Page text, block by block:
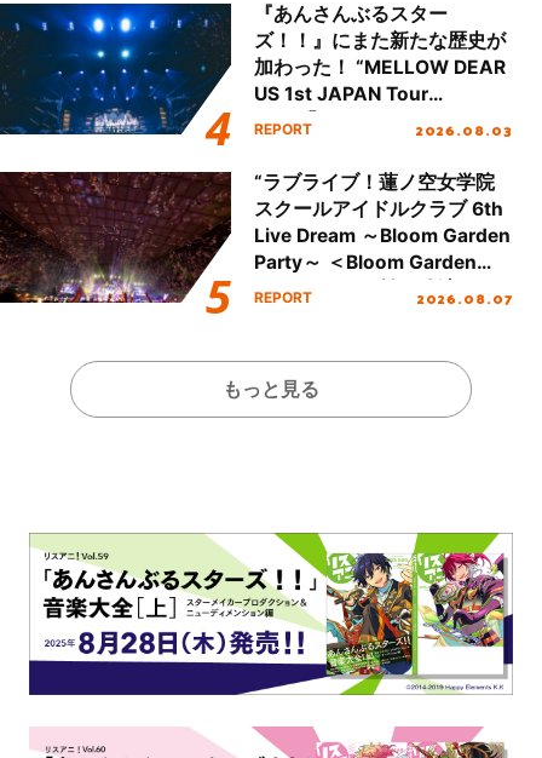
『あんさんぶるスター
ズ！！』にまた新たな歴史が
加わった！ “MELLOW DEAR
US 1st JAPAN Tour
Final「NICE to meet YOU
ート!!
REPORT 2026.08.03
“ラブライブ！蓮ノ空女学院
スクールアイドルクラブ 6th
Live Dream ～Bloom Garden
Party～ ＜Bloom Garden
Party Stage／埼玉公演＞”
REPORT 2026.08.07
もっと見る